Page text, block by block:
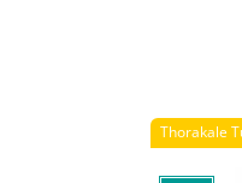
Thorakale